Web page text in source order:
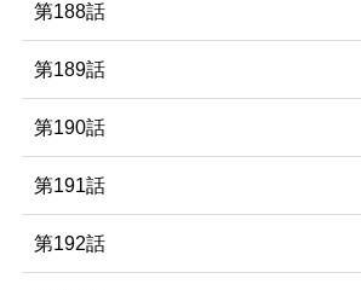
第188話
第189話
第190話
第191話
第192話